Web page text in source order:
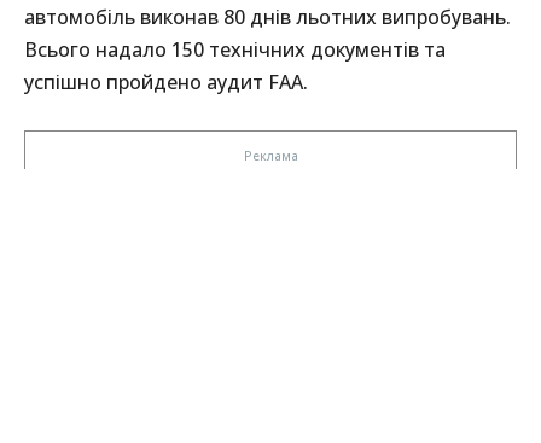
автомобіль виконав 80 днів льотних випробувань.
Всього надало 150 технічних документів та
успішно пройдено аудит FAA.